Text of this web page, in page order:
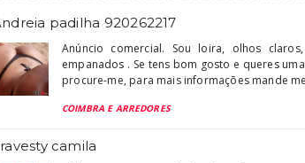
andreia padilha 920262217
Anúncio comercial. Sou loira, olhos
empanados . Se tens bom gosto e queres
procure-me, para mais informações mande
COIMBRA E ARREDORES
travesty camila